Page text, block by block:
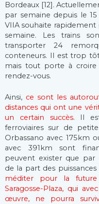
Bordeaux [12].
par semaine depuis le
VIIA souhaite rapidement
semaine. Les trains
transporter 24
conteneurs. Il est trop
mais tout porte à croire
rendez-vous.
Ainsi, ce sont les
distances qui ont une
un certain succès. Il
ferroviaires sur de
Orbassano avec 175km
avec 391km sont
peuvent exister que par
de la part des puissances
méditer pour la
Saragosse-Plaza, qui
œuvre, ne pourra